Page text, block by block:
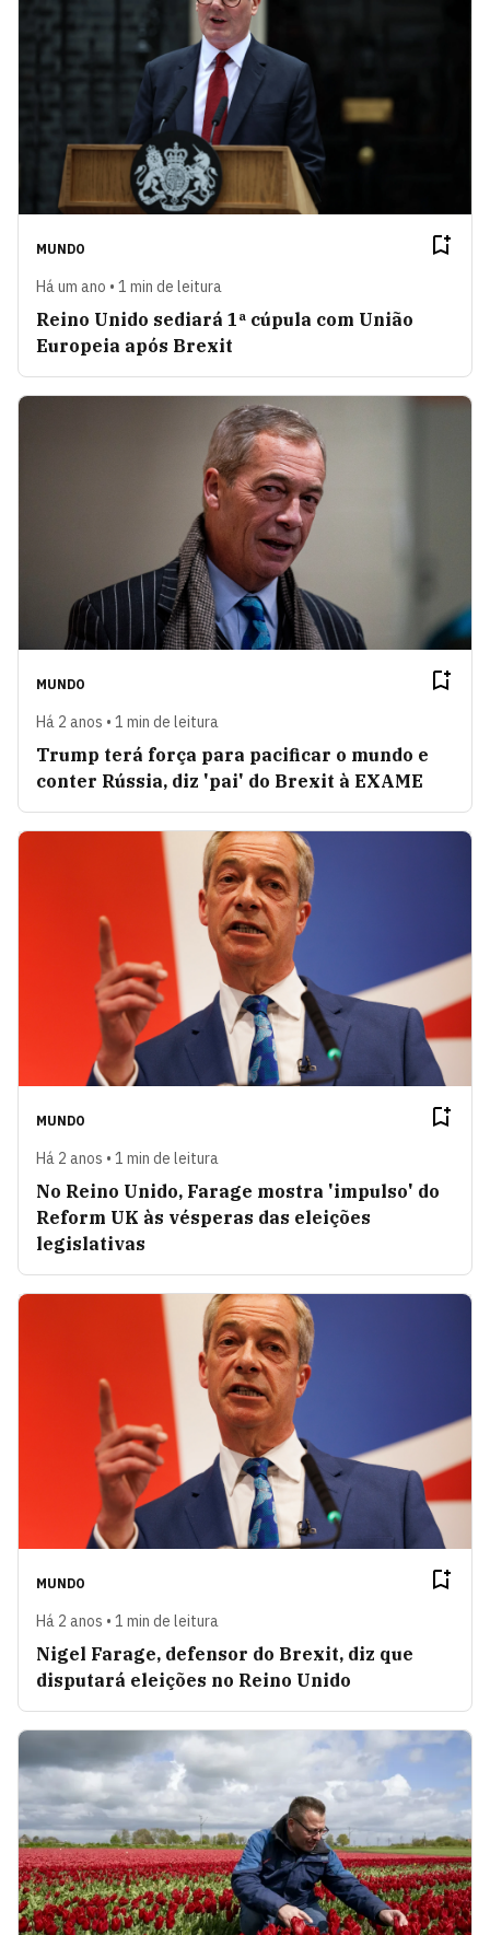
MUNDO
Há um ano • 1 min de leitura
Reino Unido sediará 1ª cúpula com União
Europeia após Brexit
MUNDO
Há 2 anos • 1 min de leitura
Trump terá força para pacificar o mundo e
conter Rússia, diz 'pai' do Brexit à EXAME
MUNDO
Há 2 anos • 1 min de leitura
No Reino Unido, Farage mostra 'impulso' do
Reform UK às vésperas das eleições
legislativas
MUNDO
Há 2 anos • 1 min de leitura
Nigel Farage, defensor do Brexit, diz que
disputará eleições no Reino Unido